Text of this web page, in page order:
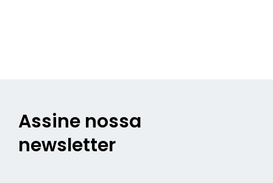
Assine nossa
newsletter